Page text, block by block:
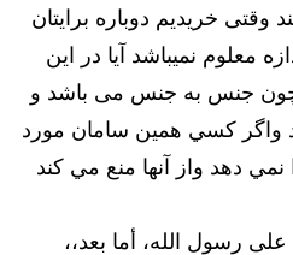
وقتی خریدیم دوباره برایتان
معلوم نمیباشد آیا در این
جنس به جنس می‌ باشد و
واگر كسي همين سامان مورد
نمي دهد واز آنها منع مي كند
على رسول الله، أما بعد،،